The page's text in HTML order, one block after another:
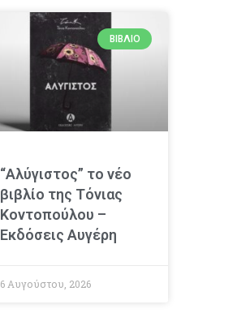
ΒΙΒΛΊΟ
“Αλύγιστος” το νέο
βιβλίο της Τόνιας
Κοντοπούλου –
Εκδόσεις Αυγέρη
6 Αυγούστου, 2026